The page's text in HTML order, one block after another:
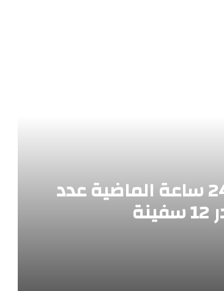
ميناء_دمياط استقبل خلال الـ 24 ساعة الماضية عدد